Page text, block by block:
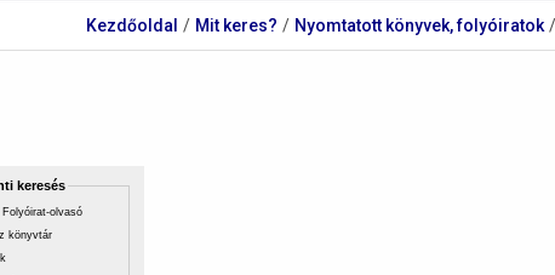
Kezdőoldal Mit keres? Nyomtatott könyvek, folyóiratok